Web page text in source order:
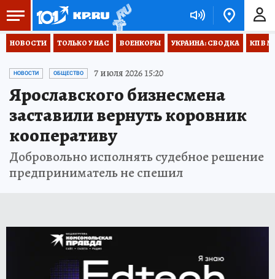
НОВОСТИ ТОЛЬКО У НАС ВОЕНКОРЫ УКРАИНА: СВОДКА КП В
НОВОСТИ ОБЩЕСТВО 7 июля 2026 15:20
Ярославского бизнесмена
заставили вернуть коровник
кооперативу
Добровольно исполнять судебное решение
предприниматель не спешил